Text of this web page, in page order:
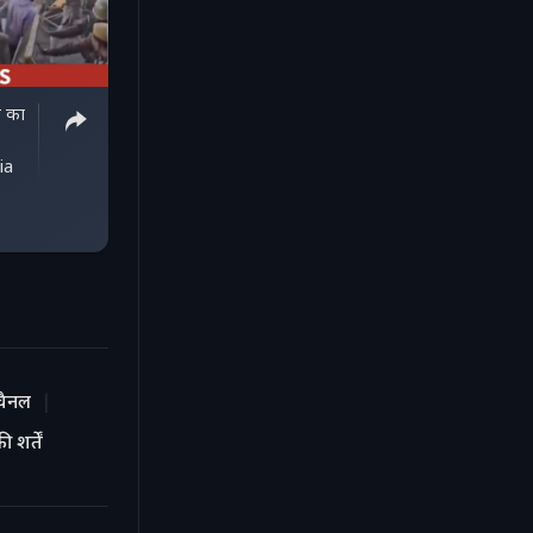
का
शर्तें